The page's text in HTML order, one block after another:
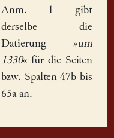
Anm. 1
gibt
derselbe die
Datierung »um
1330« für die Seiten
bzw. Spalten 47b bis
65a an.